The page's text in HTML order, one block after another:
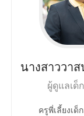
นางสาววาส
ผู้ดูแลเด็
ครูพี่เลี้ยงเด็